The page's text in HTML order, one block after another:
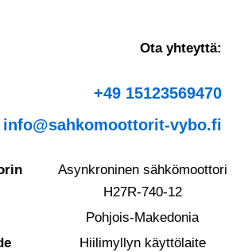
Ota yhteyttä:
+49 15123569470
info@sahkomoottorit-vybo.fi
Asynkroninen sähkömoottori
H27R-740-12
Pohjois-Makedonia
Hiilimyllyn käyttölaite